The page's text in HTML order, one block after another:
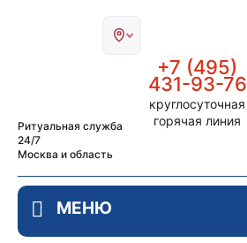
Ритуальная служба
24/7
Москва и область
+7 (495)
431-93-76
круглосуточная
горячая линия